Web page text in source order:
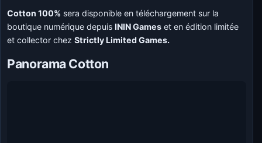
Cotton 100% sera disponible en téléchargement sur la
boutique numérique depuis ININ Games et en édition limitée
et collector chezStrictly Limited Games.
Panorama Cotton